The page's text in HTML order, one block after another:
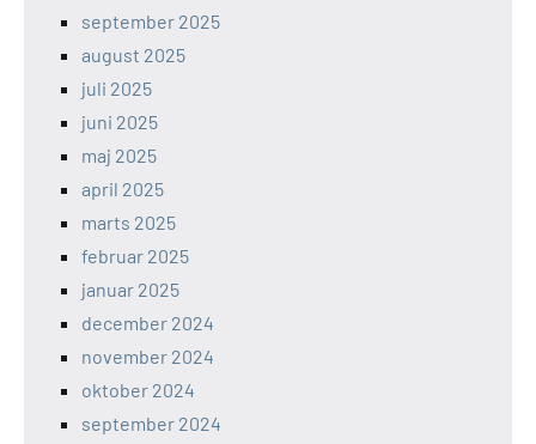
september 2025
august 2025
juli 2025
juni 2025
maj 2025
april 2025
marts 2025
februar 2025
januar 2025
december 2024
november 2024
oktober 2024
september 2024